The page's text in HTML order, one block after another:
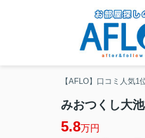
【AFLO】口コミ人気
みおつくし大
5.8万円